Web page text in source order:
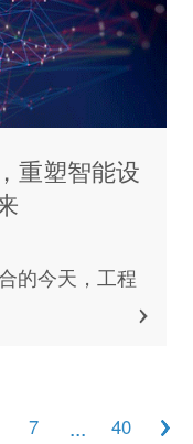
重塑智能设
的今天，工程
7 ... 40